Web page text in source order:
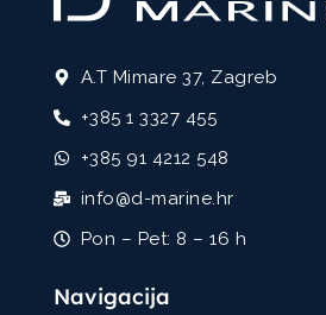
A.T Mimare 37, Zagreb
+385 1 3327 455
+385 91 4212 548
info@d-marine.hr
Pon – Pet: 8 – 16 h
Navigacija